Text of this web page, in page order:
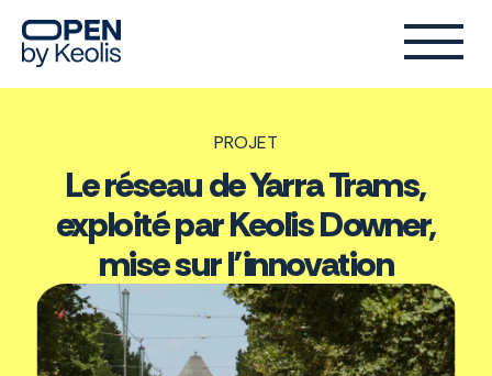
PROJET
Le réseau de Yarra Trams,
exploité par Keolis Downer,
mise sur l’innovation